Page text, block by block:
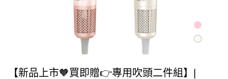
【新品上市🧡買即贈👉專用吹頭二件組】|